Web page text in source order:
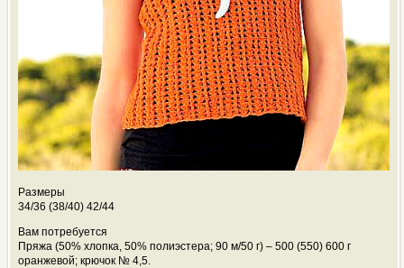
Размеры
34/36 (38/40) 42/44
Вам потребуется
Пряжа (50% хлопка, 50% полиэстера; 90 м/50 г) – 500 (550) 600 г
оранжевой; крючок № 4,5.